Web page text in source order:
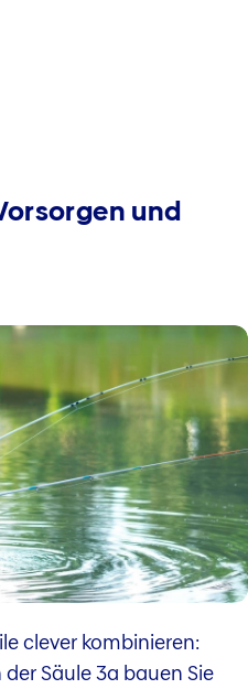
und
clever kombinieren:
Säule 3a bauen Sie